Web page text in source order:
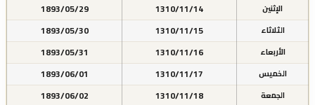
الإثنين 1310/11/14
1893/05/29
الثلاثاء 1310/11/15
1893/05/30
الأربعاء 1310/11/16
1893/05/31
الخميس 1310/11/17
1893/06/01
الجمعة 1310/11/18
1893/06/02